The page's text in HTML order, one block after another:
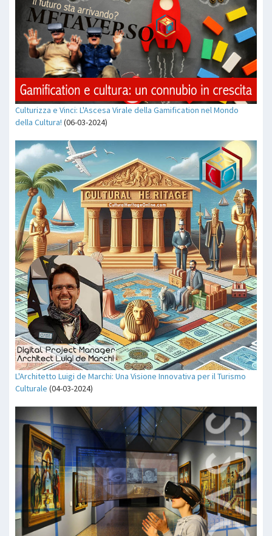
Culturizza e Vinci: L'Ascesa Virale della Gamification nel Mondo
della Cultura! (06-03-2024)
L'Architetto Luigi de Marchi: Una Visione Innovativa per il Turismo
Culturale (04-03-2024)